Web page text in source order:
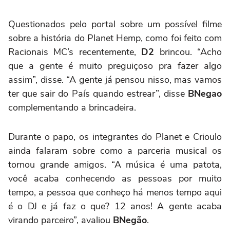
Questionados pelo portal sobre um possível filme
sobre a história do Planet Hemp, como foi feito com
Racionais MC’s recentemente, D2 brincou. “Acho
que a gente é muito preguiçoso pra fazer algo
assim”, disse. “A gente já pensou nisso, mas vamos
ter que sair do País quando estrear”, disseBNegao
complementando a brincadeira.
Durante o papo, os integrantes do Planet e Crioulo
ainda falaram sobre como a parceria musical os
tornou grande amigos. “A música é uma patota,
você acaba conhecendo as pessoas por muito
tempo, a pessoa que conheço há menos tempo aqui
é o DJ e já faz o que? 12 anos! A gente acaba
virando parceiro”, avaliou BNegão.